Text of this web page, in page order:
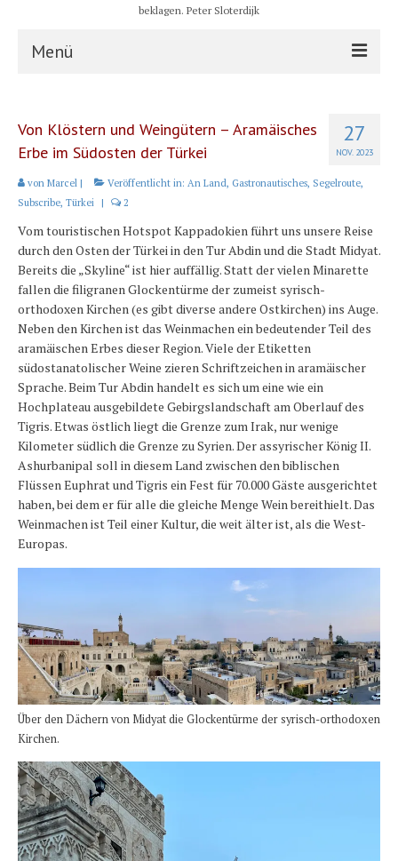
beklagen. Peter Sloterdijk
Menü
Schiff
Karte und Wind
Länder und Inseln
Mittelmeer 2010-2013
Abonnieren
Yachtüberführung weltweit
INSELN Roman
27
NOV. 2023
Von Klöstern und Weingütern – Aramäisches
Erbe im Südosten der Türkei
von Marcel | Veröffentlicht in: An Land, Gastronautisches, Segelroute,
Subscribe, Türkei | 2
Vom touristischen Hotspot Kappadokien führt uns unsere Reise
durch den Osten der Türkei in den Tur Abdin und die Stadt Midyat.
Bereits die „Skyline“ ist hier auffällig. Statt der vielen Minarette
fallen die filigranen Glockentürme der zumeist syrisch-
orthodoxen Kirchen (es gibt diverse andere Ostkirchen) ins Auge.
Neben den Kirchen ist das Weinmachen ein bedeutender Teil des
aramäischen Erbes dieser Region. Viele der Etiketten
südostanatolischer Weine zieren Schriftzeichen in aramäischer
Sprache. Beim Tur Abdin handelt es sich um eine wie ein
Hochplateau ausgebildete Gebirgslandschaft am Oberlauf des
Tigris. Etwas östlich liegt die Grenze zum Irak, nur wenige
Kilometer südlich die Grenze zu Syrien. Der assyrischer König II.
Ashurbanipal soll in diesem Land zwischen den biblischen
Flüssen Euphrat und Tigris ein Fest für 70.000 Gäste ausgerichtet
haben, bei dem er für alle die gleiche Menge Wein bereithielt. Das
Weinmachen ist Teil einer Kultur, die weit älter ist, als die West-
Europas.
Über den Dächern von Midyat die Glockentürme der syrisch-orthodoxen
Kirchen.